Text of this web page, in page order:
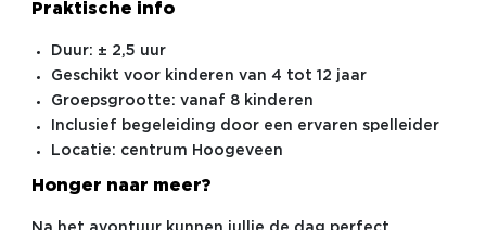
Praktische info
Duur: ± 2,5 uur
Geschikt voor kinderen van 4 tot 12 jaar
Groepsgrootte: vanaf 8 kinderen
Inclusief begeleiding door een ervaren spelleider
Locatie: centrum Hoogeveen
Honger naar meer?